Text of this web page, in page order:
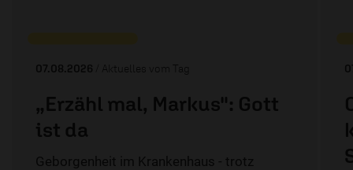
07.08.2026 / Aktuelles vom Tag
„Erzähl mal, Markus": Gott
ist da
Geborgenheit im Krankenhaus - trotz